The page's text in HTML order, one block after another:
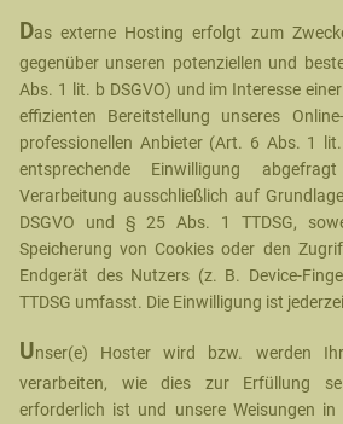
Das externe Hosting erfolgt zum
gegenüber unseren potenziellen und
Abs. 1 lit. b DSGVO) und im Interesse
effizienten Bereitstellung unseres
professionellen Anbieter (Art. 6 Abs. 1
entsprechende Einwilligung
Verarbeitung ausschließlich auf
DSGVO und § 25 Abs. 1 TTDSG,
Speicherung von Cookies oder den
Endgerät des Nutzers (z. B. Device-
TTDSG umfasst. Die Einwilligung ist
Unser(e) Hoster wird bzw. werden
verarbeiten, wie dies zur Erfüllung
erforderlich ist und unsere Weisungen